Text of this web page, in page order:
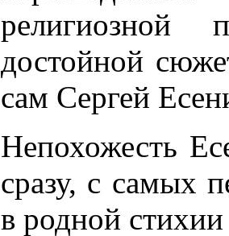
религиозной
достойной
сам Сергей
Непохожесть
сразу, с самых
в родной